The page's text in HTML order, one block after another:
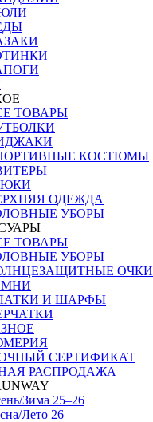
ТОВАРЫ
КОСТЮМЫ
ОДЕЖДА
УБОРЫ
ТОВАРЫ
УБОРЫ
ОЧКИ
И ШАРФЫ
СЕРТИФИКАТ
РАСПРОДАЖА
Зима 25–26
Лето 26